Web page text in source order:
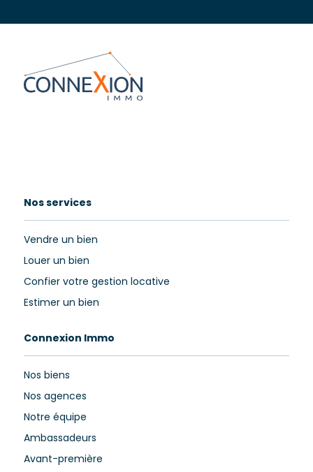
Nos services
Vendre un bien
Louer un bien
Confier votre gestion locative
Estimer un bien
Connexion Immo
Nos biens
Nos agences
Notre équipe
Ambassadeurs
Avant-première